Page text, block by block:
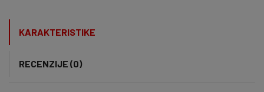
KARAKTERISTIKE
RECENZIJE (0)